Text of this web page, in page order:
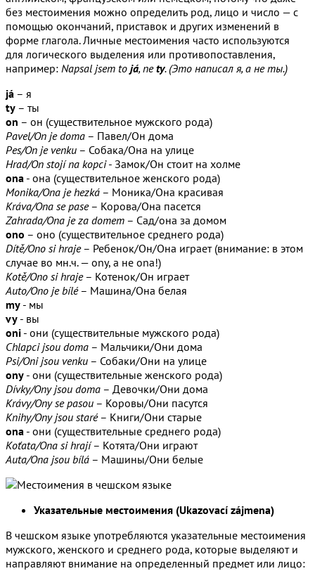
без местоимения можно определить род, лицо и число — с
помощью окончаний, приставок и других изменений в
форме глагола. Личные местоимения часто используются
для логического выделения или противопоставления,
например: Napsal jsem to já, nety. (Это написал я, а не ты.)
já – я
ty – ты
on – он (существительное мужского рода)
Pavel/On je doma – Павел/Он дома
Pes/On je venku – Собака/Она на улице
Hrad/On stojí na kopci- Замок/Он стоит на холме
ona - она (существительное женского рода)
Monika/Ona je hezká – Моника/Она красивая
Kráva/Ona se pase– Корова/Она пасется
Zahrada/Ona je za domem – Сад/она за домом
ono – оно (существительное среднего рода)
Dítě/Ono si hraje– Ребенок/Он/Она играет (внимание: в этом
случае во мн.ч. — ony, а не ona!)
Kotě/Ono si hraje– Котенок/Он играет
Auto/Ono je bílé– Машина/Она белая
my - мы
vy - вы
oni - они (существительные мужского рода)
Chlapci jsou doma – Мальчики/Они дома
Psi/Oni jsou venku – Собаки/Они на улице
ony - они (существительные женского рода)
Dívky/Ony jsou doma – Девочки/Они дома
Krávy/Ony se pasou – Коровы/Они пасутся
Knihy/Ony jsou staré– Книги/Они старые
ona - они (существительные среднего рода)
Koťata/Ona si hrají– Котята/Они играют
Auta/Ona jsou bílá – Машины/Они белые
Указательные местоимения (Ukazovací zájmena)
В чешском языке употребляются указательные местоимения
мужского, женского и среднего рода, которые выделяют и
направляют внимание на определенный предмет или лицо: